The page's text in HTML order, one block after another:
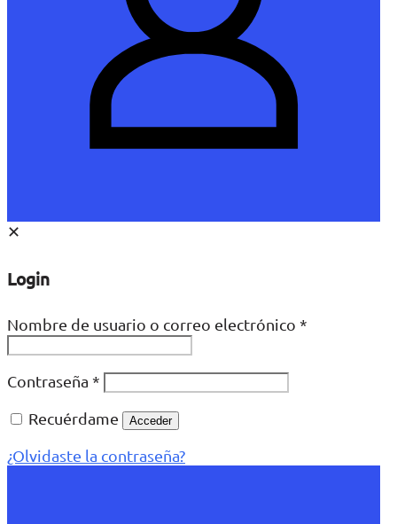
✕
Login
Nombre de usuario o correo electrónico *
Contraseña *
Recuérdame
Acceder
¿Olvidaste la contraseña?